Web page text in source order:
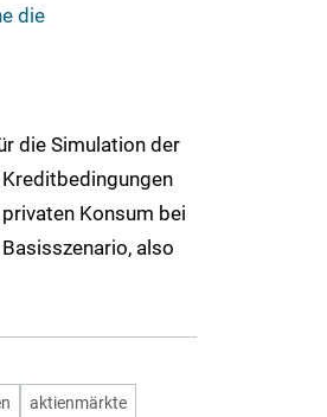
die
die Simulation der
Konsum bei
also
aktienmärkte